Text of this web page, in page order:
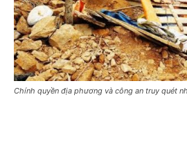
Chính quyền địa phương và công an truy quét